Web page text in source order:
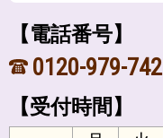
【電話番号】
0120-979-742
【受付時間】